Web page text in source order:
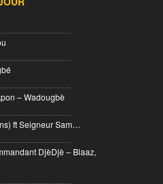
– Wadougbè
ft Seigneur Sam…
DjèDjè – Blaaz,